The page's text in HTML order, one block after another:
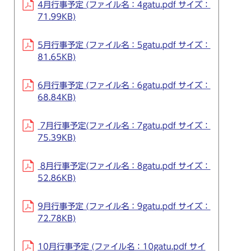
4月行事予定 (ファイル名：4gatu.pdf サイズ：
71.99KB)
5月行事予定 (ファイル名：5gatu.pdf サイズ：
81.65KB)
6月行事予定 (ファイル名：6gatu.pdf サイズ：
68.84KB)
7月行事予定(ファイル名：7gatu.pdf サイズ：
75.39KB)
8月行事予定(ファイル名：8gatu.pdf サイズ：
52.86KB)
9月行事予定 (ファイル名：9gatu.pdf サイズ：
72.78KB)
10月行事予定 (ファイル名：10gatu.pdf サイ